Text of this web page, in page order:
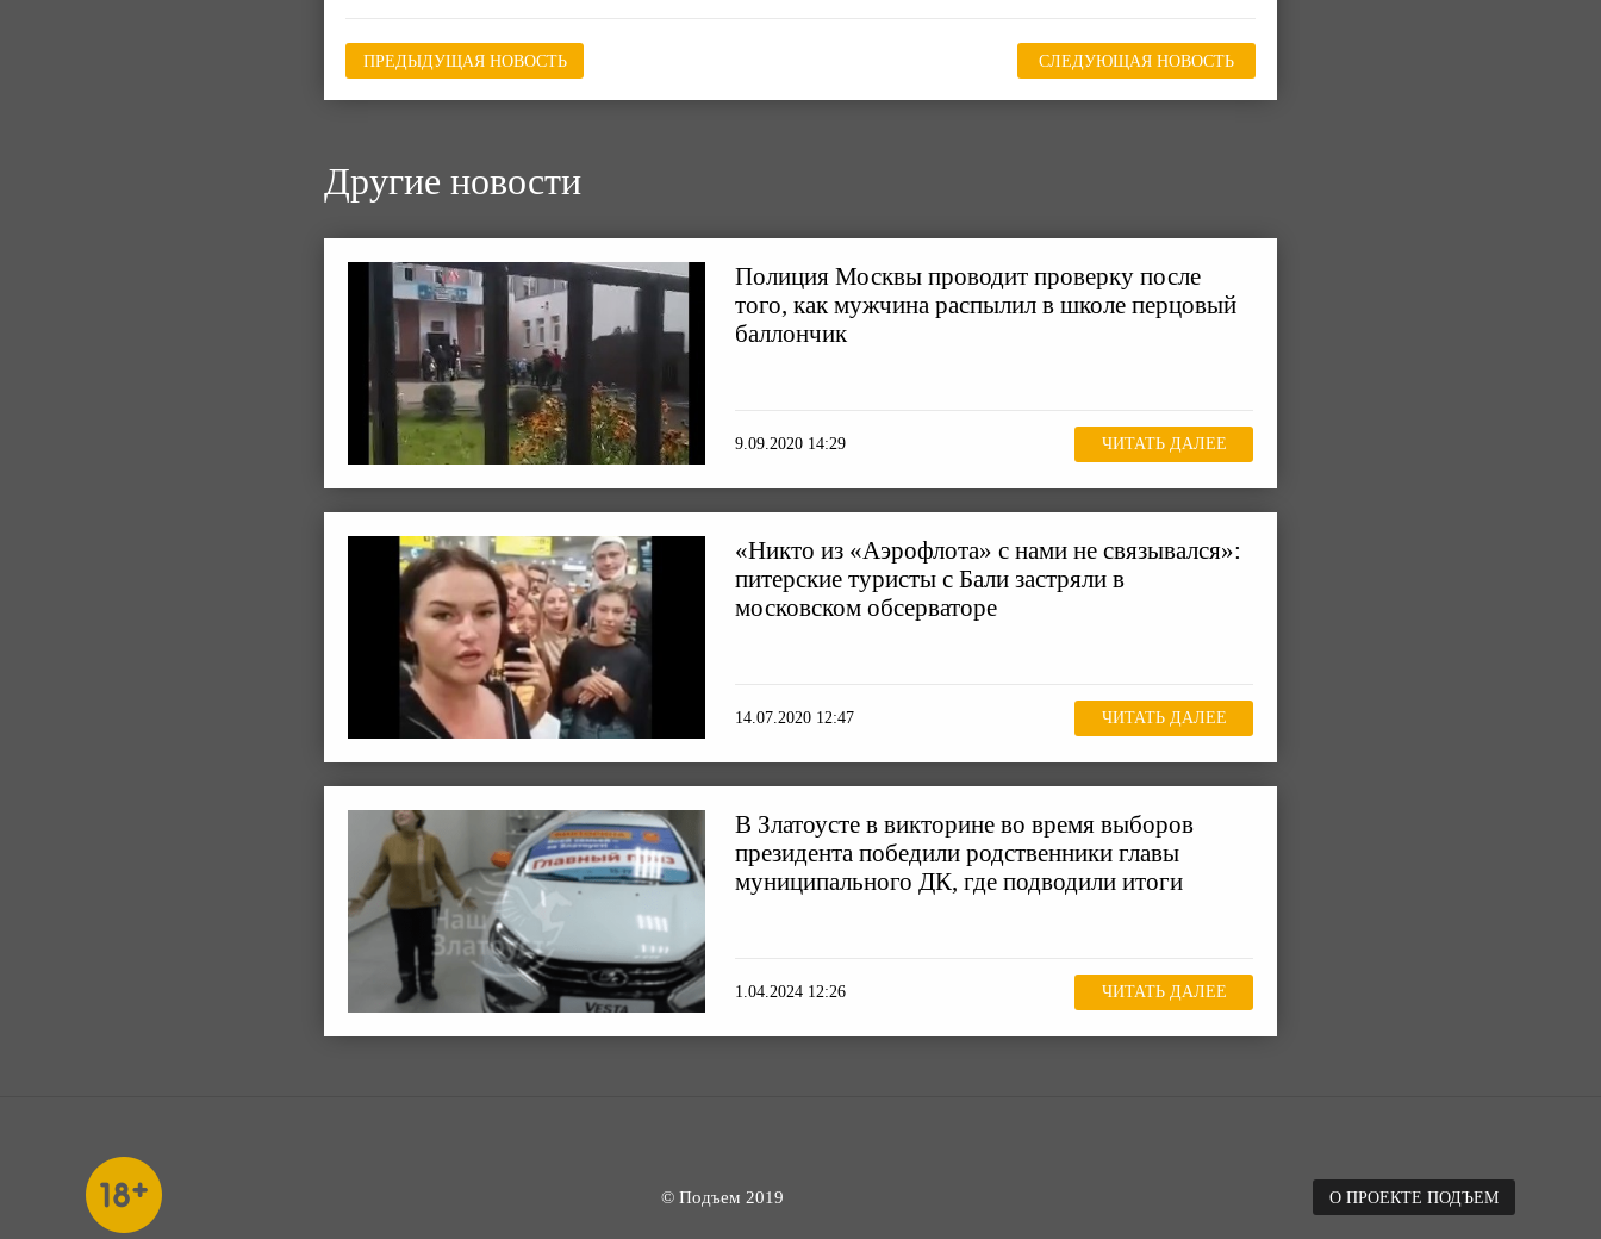
ПРЕДЫДУЩАЯ НОВОСТЬ СЛЕДУЮЩАЯ НОВОСТЬ
Другие новости
Полиция Москвы проводит проверку после
того, как мужчина распылил в школе перцовый
баллончик
9.09.2020 14:29 ЧИТАТЬ ДАЛЕЕ
«Никто из «Аэрофлота» с нами не связывался»:
питерские туристы с Бали застряли в
московском обсерваторе
14.07.2020 12:47 ЧИТАТЬ ДАЛЕЕ
В Златоусте в викторине во время выборов
президента победили родственники главы
муниципального ДК, где подводили итоги
1.04.2024 12:26 ЧИТАТЬ ДАЛЕЕ
© Подъем 2019 О ПРОЕКТЕ ПОДЪЕМ